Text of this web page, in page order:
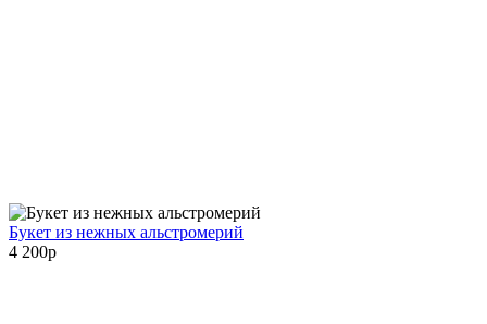
Букет из нежных альстромерий
4 200p